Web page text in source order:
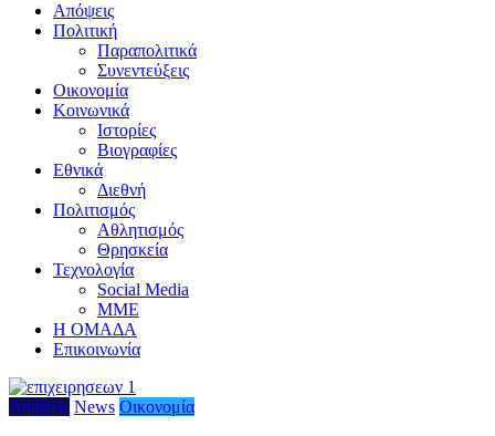
Απόψεις
Πολιτική
Παραπολιτικά
Συνεντεύξεις
Οικονομία
Κοινωνικά
Ιστορίες
Βιογραφίες
Εθνικά
Διεθνή
Πολιτισμός
Αθλητισμός
Θρησκεία
Τεχνολογία
Social Media
ΜΜΕ
Η ΟΜΑΔΑ
Επικοινωνία
Απόψεις News Οικονομία